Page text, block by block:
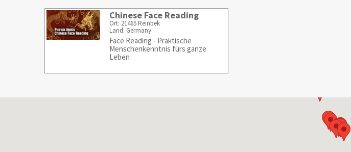
Chinese Face Reading
Ort: 21465 Reinbek
Land: Germany
Face Reading - Praktische
Menschenkenntnis fürs ganze
Leben